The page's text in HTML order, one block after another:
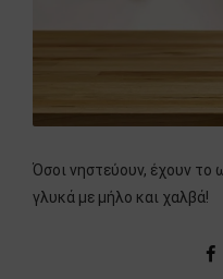
Όσοι νηστεύουν, έχουν το
γλυκά με μήλο και χαλβά!